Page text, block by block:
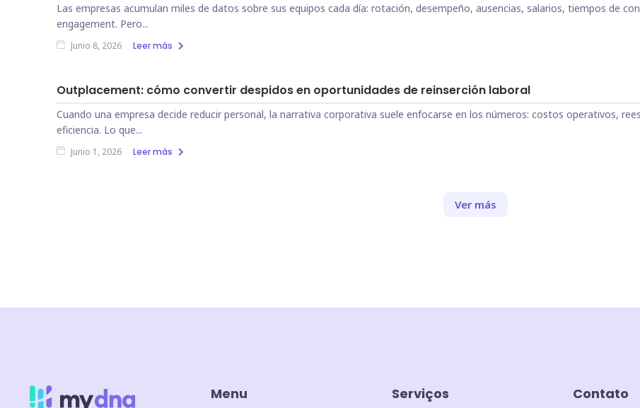
Las empresas acumulan miles de datos sobre sus equipos cada día: rotación, desempeño, ausencias, salarios, tiempos de
engagement. Pero...
Junio 8, 2026 Leer más
Outplacement: cómo convertir despidos en oportunidades de reinserción laboral
Cuando una empresa decide reducir personal, la narrativa corporativa suele enfocarse en los números: costos operativos,
eficiencia. Lo que...
Junio 1, 2026 Leer más
Ver más
Menu Serviços Contato